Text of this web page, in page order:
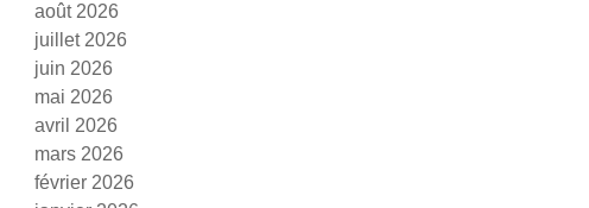
août 2026
juillet 2026
juin 2026
mai 2026
avril 2026
mars 2026
février 2026